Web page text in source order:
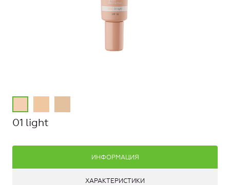
01 light
ИНФОРМАЦИЯ
ХАРАКТЕРИСТИКИ